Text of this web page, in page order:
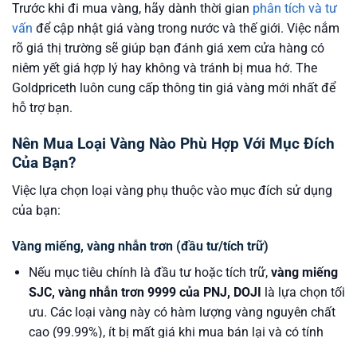
Trước khi đi mua vàng, hãy dành thời gian phân tích và tư
vấn để cập nhật giá vàng trong nước và thế giới. Việc nắm
rõ giá thị trường sẽ giúp bạn đánh giá xem cửa hàng có
niêm yết giá hợp lý hay không và tránh bị mua hớ. The
Goldpriceth luôn cung cấp thông tin giá vàng mới nhất để
hỗ trợ bạn.
Nên Mua Loại Vàng Nào Phù Hợp Với Mục Đích
Của Bạn?
Việc lựa chọn loại vàng phụ thuộc vào mục đích sử dụng
của bạn:
Vàng miếng, vàng nhẫn trơn (đầu tư/tích trữ)
Nếu mục tiêu chính là đầu tư hoặc tích trữ, vàng miếng
SJC, vàng nhẫn trơn 9999 của PNJ, DOJI
là lựa chọn tối
ưu. Các loại vàng này có hàm lượng vàng nguyên chất
cao (99.99%), ít bị mất giá khi mua bán lại và có tính